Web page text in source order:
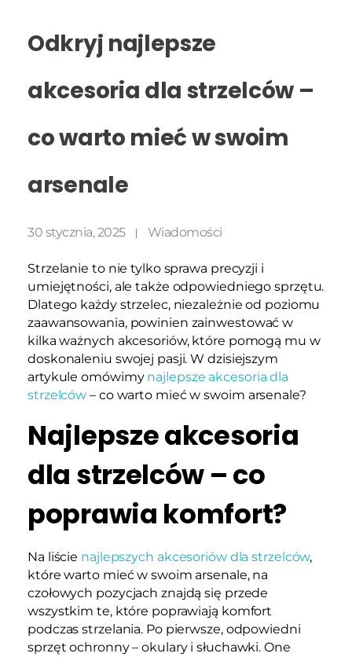
Odkryj najlepsze
akcesoria dla strzelców –
co warto mieć w swoim
arsenale
30 stycznia, 2025 Wiadomości
Strzelanie to nie tylko sprawa precyzji i
umiejętności, ale także odpowiedniego sprzętu.
Dlatego każdy strzelec, niezależnie od poziomu
zaawansowania, powinien zainwestować w
kilka ważnych akcesoriów, które pomogą mu w
doskonaleniu swojej pasji. W dzisiejszym
artykule omówimy najlepsze akcesoria dla
strzelców – co warto mieć w swoim arsenale?
Najlepsze akcesoria
dla strzelców – co
poprawia komfort?
Na liście najlepszych akcesoriów dla strzelców,
które warto mieć w swoim arsenale, na
czołowych pozycjach znajdą się przede
wszystkim te, które poprawiają komfort
podczas strzelania. Po pierwsze, odpowiedni
sprzęt ochronny – okulary i słuchawki. One